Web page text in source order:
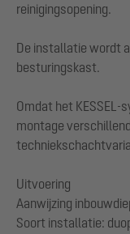
reinigingsopening.
De installatie wordt
besturingskast.
Omdat het KESSEL-
montage
Uitvoering
Aanwijzing
Soort installatie: